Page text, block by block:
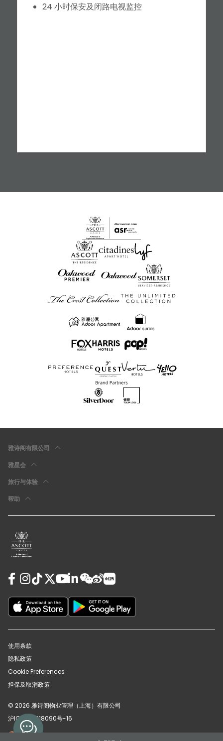
24 小时保安及闭路电视监控
雅诗阁有限公司
雅星会
旅行与体验
帮助
使用条款
隐私政策
Cookie Preferences
担保及取消政策
© 2026 雅诗阁物业管理（上海）有限公司
沪ICP备12018090号-16
沪公网安备31010102008391号